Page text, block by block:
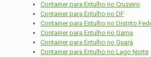
Container para Entulho no Cruzeiro
Container para Entulho no DF
Container para Entulho no Distrito
Container para Entulho no Gama
Container para Entulho no Guará
Container para Entulho no Lago Norte